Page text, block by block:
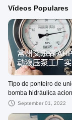
Vídeos Populares
Tipo de ponteiro de
bomba hidráulica
pneumática a ar para
September 01, 2022